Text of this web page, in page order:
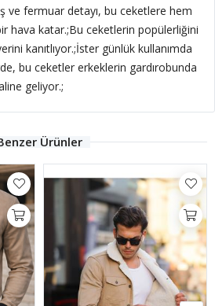
ve fermuar detayı, bu ceketlere hem
hava katar.;Bu ceketlerin popülerliğini
kanıtlıyor.;İster günlük kullanımda
bu ceketler erkeklerin gardırobunda
geliyor.;
Ürünler